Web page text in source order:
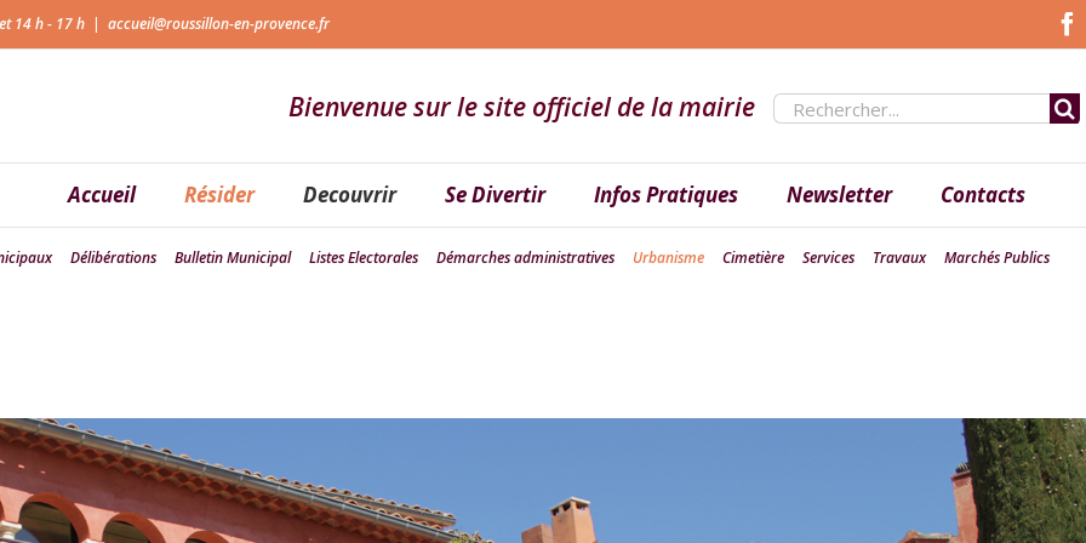
14 h - 17 h | accueil@roussillon-en-provence.fr
Bienvenue sur le site officiel de la mairie Rechercher:
Accueil Résider Decouvrir Se Divertir Infos Pratiques Newsletter Contacts
Délibérations Bulletin Municipal Listes Electorales Démarches administratives Urbanisme Cimetière Services Travaux Marchés Publics